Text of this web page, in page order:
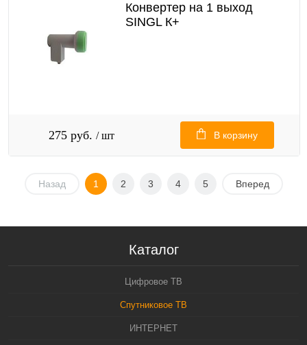
Конвертер на 1 выход
SINGL К+
275 руб. / шт В корзину
Назад 1 2 3 4 5 Вперед
Каталог
Цифровое ТВ
Спутниковое ТВ
ИНТЕРНЕТ